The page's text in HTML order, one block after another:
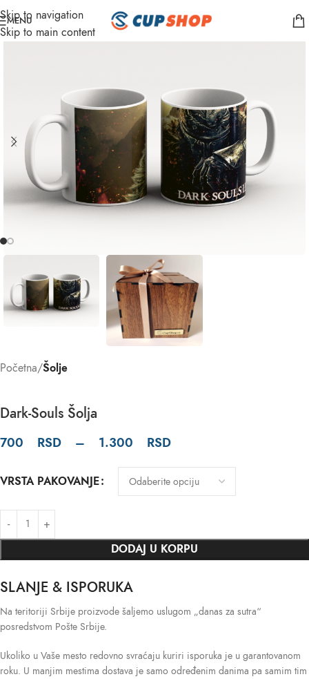
Skip to navigation
Skip to main content
MENU
Početna Šolje
Dark-Souls Šolja
700 RSD – 1.300 RSD
VRSTA PAKOVANJE
DODAJ U KORPU
SLANJE & ISPORUKA
Na teritoriji Srbije proizvode šaljemo uslugom „danas za sutra“
posredstvom Pošte Srbije.
Ukoliko u Vaše mesto redovno svraćaju kuriri isporuka je u garantovanom
roku. U manjim mestima dostava je samo određenim danima pa samim tim